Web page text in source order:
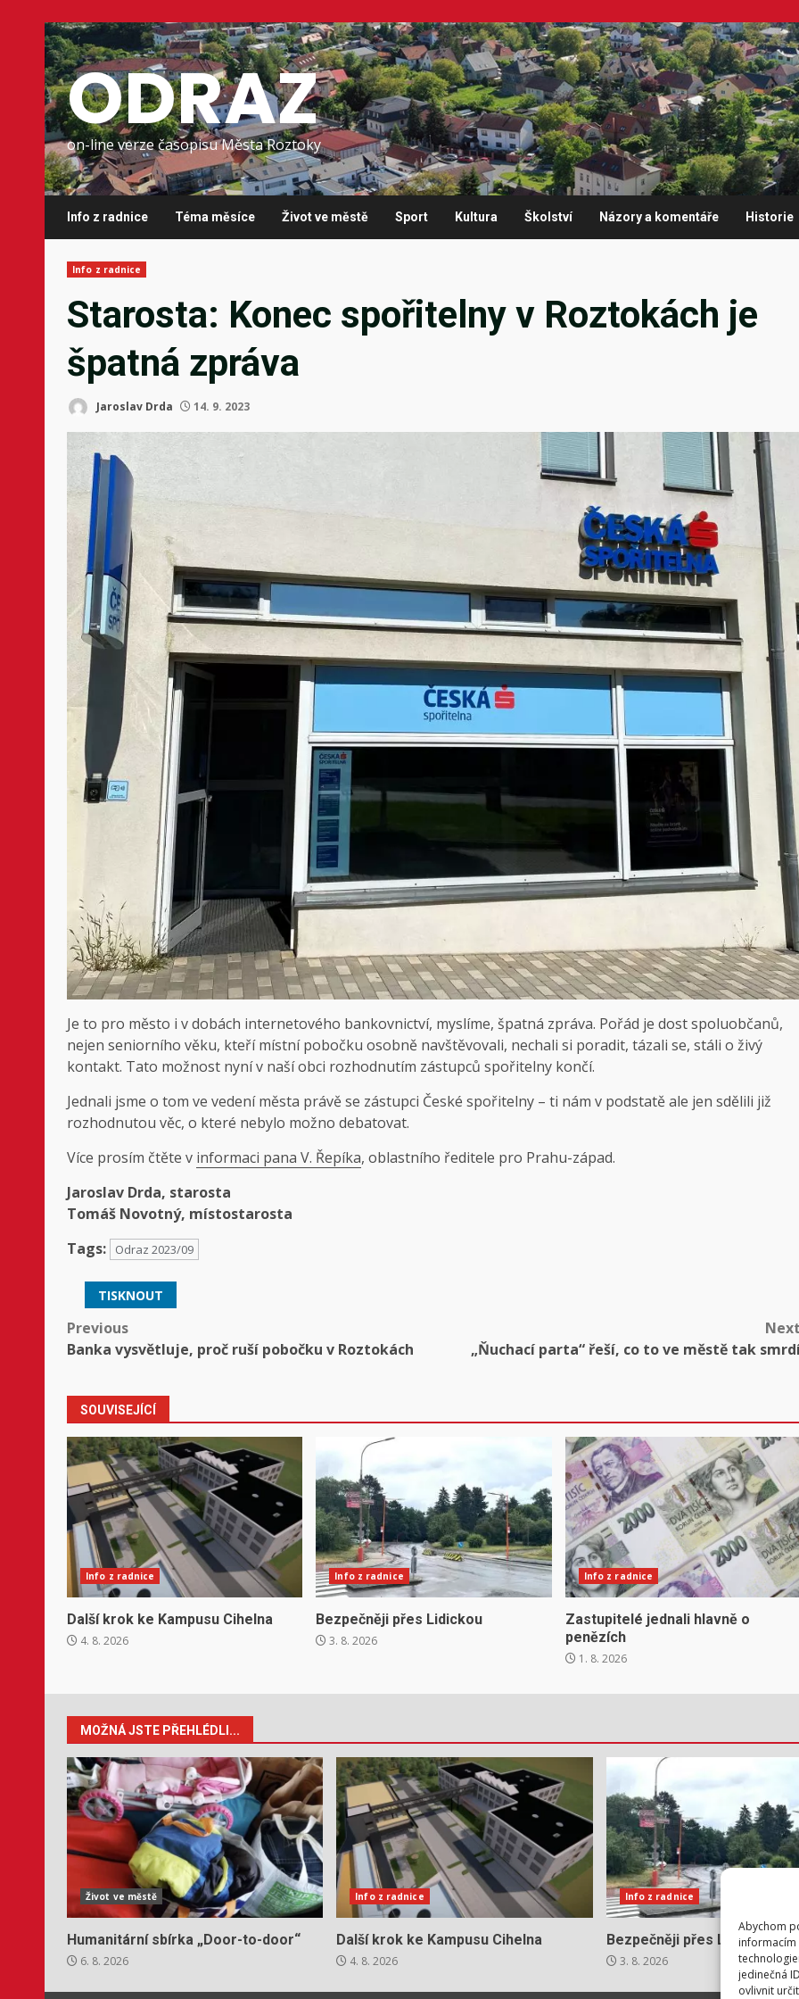
Abychom
informacím
jedinečná
ovlivnit
Skip
to
content
ODRAZ
on-line verze časopisu Města Roztoky
Info z radnice Téma měsíce Život ve městě Sport Kultura Školství Názory a komentáře Historie
Info z radnice
Starosta: Konec spořitelny v Roztokách je
špatná zpráva
Jaroslav Drda 14. 9. 2023
Je to pro město i v dobách internetového bankovnictví, myslíme, špatná zpráva. Pořád je dost spoluobčanů,
nejen seniorního věku, kteří místní pobočku osobně navštěvovali, nechali si poradit, tázali se, stáli o živý
kontakt. Tato možnost nyní v naší obci rozhodnutím zástupců spořitelny končí.
Jednali jsme o tom ve vedení města právě se zástupci České spořitelny – ti nám v podstatě ale jen sdělili již
rozhodnutou věc, o které nebylo možno debatovat.
Více prosím čtěte v informaci pana V. Řepíka, oblastního ředitele pro Prahu-západ.
Jaroslav Drda, starosta
Tomáš Novotný, místostarosta
Tags:
Odraz 2023/09
TISKNOUT
Post
navigation
Previous
Banka vysvětluje, proč ruší pobočku v Roztokách
„Ňuchací parta“ řeší, co to ve městě tak
SOUVISEJÍCÍ
Info z radnice
Další krok ke Kampusu Cihelna
4. 8. 2026
Info z radnice
Bezpečněji přes Lidickou
3. 8. 2026
Info z radnice
Zastupitelé jednali hlavně o
penězích
1. 8. 2026
MOŽNÁ JSTE PŘEHLÉDLI...
Život ve městě
Humanitární sbírka „Door-to-door“
6. 8. 2026
Info z radnice
Další krok ke Kampusu Cihelna
4. 8. 2026
Info z radnice
Bezpečněji přes Lidickou
3. 8. 2026